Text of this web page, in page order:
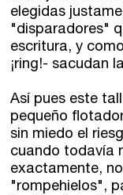
Escríbenos
Guía Rápida
Dónde
Sede central:
Cervantes
28014 Madrid
elegidas
"disparadores"
escritura, y
¡ring!- sacudan
Así pues este
pequeño
sin miedo el
cuando todavía
exactamente,
"rompehielos",